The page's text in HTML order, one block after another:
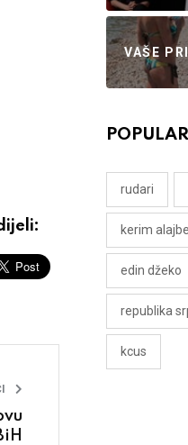
VAŠE
rudari
kerim
edin džeko
republika
kcus